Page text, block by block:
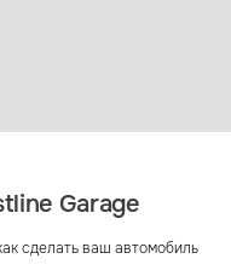
Garage
сделать ваш автомобиль